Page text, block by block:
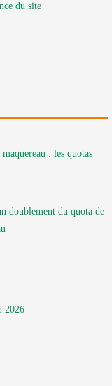
du site
: les quotas
doublement du quota de
2026